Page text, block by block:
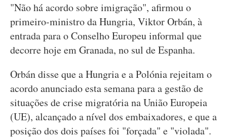
"Não há acordo sobre imigração", afirmou o
primeiro-ministro da Hungria, Viktor Orbán, à
entrada para o Conselho Europeu informal que
decorre hoje em Granada, no sul de Espanha.
Orbán disse que a Hungria e a Polónia rejeitam o
acordo anunciado esta semana para a gestão de
situações de crise migratória na União Europeia
(UE), alcançado a nível dos embaixadores, e que a
posição dos dois países foi "forçada" e "violada".